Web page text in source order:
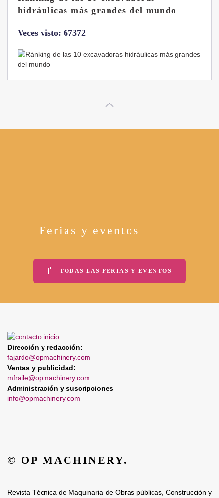
B7 Sigma-6
Veces visto: 32213
Ferias y eventos
TODAS LAS FERIAS Y EVENTOS
Dirección y redacción:
fajardo@opmachinery.com
Ventas y publicidad:
mfraile@opmachinery.com
Administración y suscripciones
info@opmachinery.com
© OP MACHINERY.
Revista Técnica de Maquinaria de Obras públicas, Construcción y